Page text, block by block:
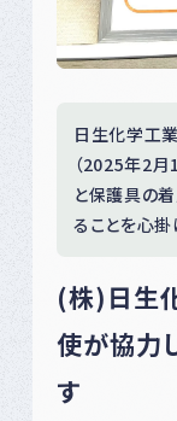
日生化学工
（2025年2月
と保護具の
ることを心掛
(株)日生
使が協力
す